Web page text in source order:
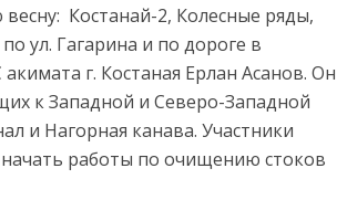
Костанай-2, Колесные ряды,
ул. Гагарина и по дороге в
г. Костаная Ерлан Асанов. Он
к Западной и Северо-Западной
и Нагорная канава. Участники
работы по очищению стоков